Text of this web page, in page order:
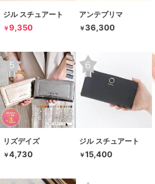
ジル スチュアート
￥9,350
アンテプリマ
￥36,300
リズデイズ
￥4,730
ジル スチュアート
￥15,400